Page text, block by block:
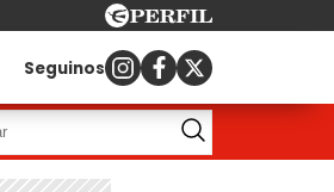
Seguinos